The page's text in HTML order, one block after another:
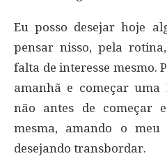
Eu posso desejar hoje
pensar nisso, pela
falta de interesse mesmo.
amanhã e começar
não antes de começar
mesma, amando o meu
desejando transbordar.